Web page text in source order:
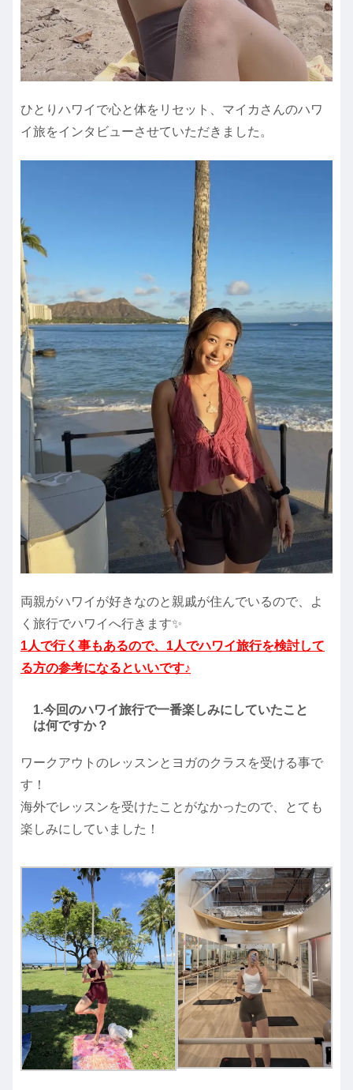
ひとりハワイで心と体をリセット、マイカさんのハワ
イ旅をインタビューさせていただきました。
両親がハワイが好きなのと親戚が住んでいるので、よ
く旅行でハワイへ行きます✨
1人で行く事もあるので、1人でハワイ旅行を検討して
る方の参考になるといいです♪
1.今回のハワイ旅行で一番楽しみにしていたこと
は何ですか？
ワークアウトのレッスンとヨガのクラスを受ける事で
す！
海外でレッスンを受けたことがなかったので、とても
楽しみにしていました！